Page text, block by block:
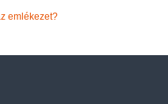
emlékezet?